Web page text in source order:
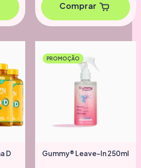
Comprar
D
PROMOÇÃO
Gummy® Leave-In 250ml